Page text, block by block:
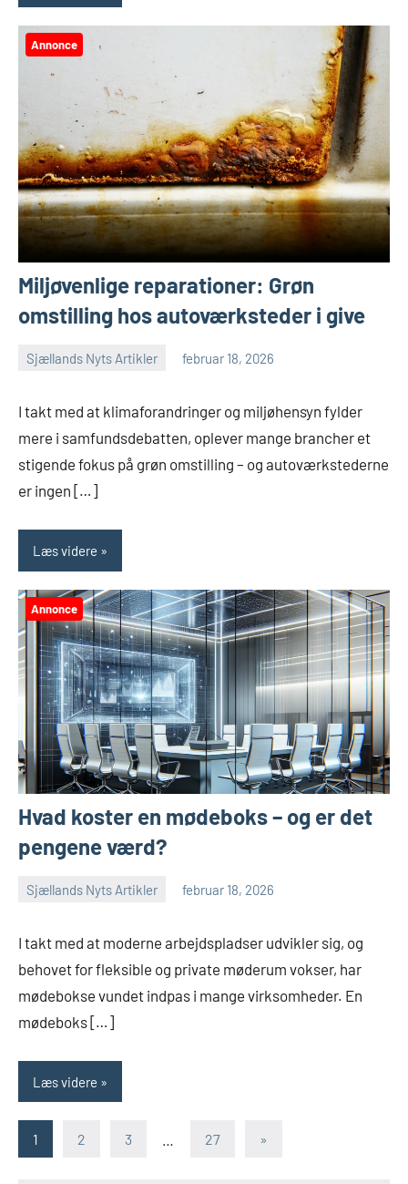
Annonce
Miljøvenlige reparationer: Grøn
omstilling hos autoværksteder i give
Sjællands Nyts Artikler februar 18, 2026
I takt med at klimaforandringer og miljøhensyn fylder
mere i samfundsdebatten, oplever mange brancher et
stigende fokus på grøn omstilling – og autoværkstederne
er ingen […]
Læs videre
Annonce
Hvad koster en mødeboks – og er det
pengene værd?
Sjællands Nyts Artikler februar 18, 2026
I takt med at moderne arbejdspladser udvikler sig, og
behovet for fleksible og private møderum vokser, har
mødebokse vundet indpas i mange virksomheder. En
mødeboks […]
Læs videre
Indlægsinddeling
1 2 3 27
Næste
»